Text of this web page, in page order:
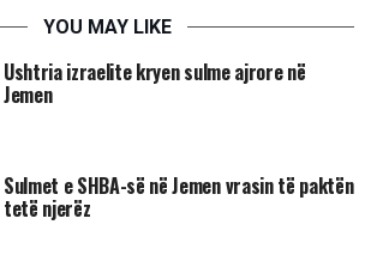
e naftës dhe karburantit.
sekretari i Mbrojtjes i SHBA-së, Lloyd
mision shumëkombësh, Operacionin
për të kundërshtuar sulmet e
YOU MAY LIKE
Ushtria izraelite kryen sulme ajrore në
Jemen
Sulmet e SHBA-së në Jemen vrasin të paktën
tetë njerëz